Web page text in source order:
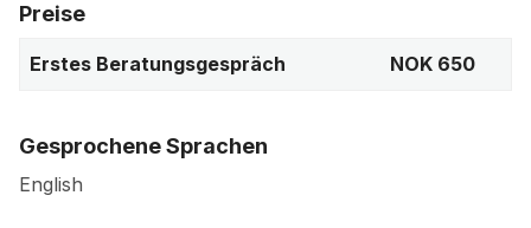
Preise
Erstes Beratungsgespräch NOK 650
Gesprochene Sprachen
English